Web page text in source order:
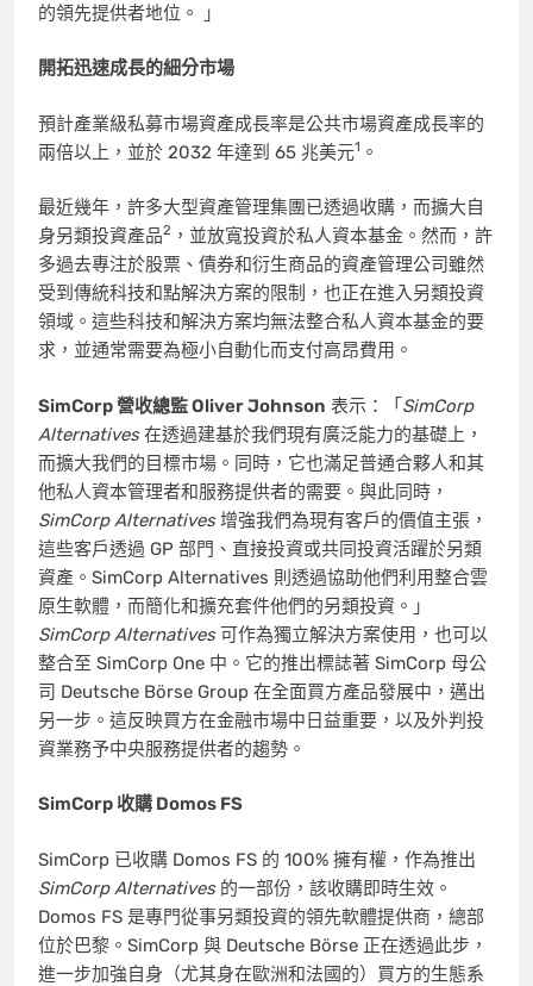
的領先提供者地位。 」
開拓迅速成長的細分市場
預計產業級私募市場資產成長率是公共市場資產成長率的
兩倍以上，並於 2032 年達到 65 兆美元1 。
最近幾年，許多大型資產管理集團已透過收購，而擴大自
身另類投資產品2 ，並放寬投資於私人資本基金。然而，許
多過去專注於股票、債券和衍生商品的資產管理公司雖然
受到傳統科技和點解決方案的限制，也正在進入另類投資
領域。這些科技和解決方案均無法整合私人資本基金的要
求，並通常需要為極小自動化而支付高昂費用。
SimCorp 營收總監Oliver Johnson 表示：「 SimCorp
Alternatives在透過建基於我們現有廣泛能力的基礎上，
而擴大我們的目標市場。同時，它也滿足普通合夥人和其
他私人資本管理者和服務提供者的需要。與此同時，
SimCorp Alternatives增強我們為現有客戶的價值主張，
這些客戶透過 GP 部門、直接投資或共同投資活躍於另類
資產。SimCorp Alternatives 則透過協助他們利用整合雲
原生軟體，而簡化和擴充套件他們的另類投資。」
SimCorp Alternatives可作為獨立解決方案使用，也可以
整合至 SimCorp One 中。它的推出標誌著 SimCorp 母公
司 Deutsche Börse Group 在全面買方產品發展中，邁出
另一步。這反映買方在金融市場中日益重要，以及外判投
資業務予中央服務提供者的趨勢。
SimCorp 收購 Domos FS
SimCorp 已收購 Domos FS 的 100% 擁有權，作為推出
SimCorp Alternatives的一部份，該收購即時生效。
Domos FS 是專門從事另類投資的領先軟體提供商，總部
位於巴黎。SimCorp 與 Deutsche Börse 正在透過此步，
進一步加強自身（尤其身在歐洲和法國的）買方的生態系